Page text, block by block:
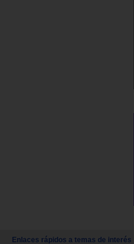
Enlaces rápidos a temas de interés